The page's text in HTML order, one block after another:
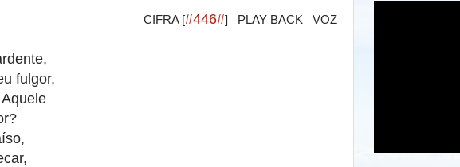
CIFRA [#446#] PLAY BACK VOZ
fulgor,